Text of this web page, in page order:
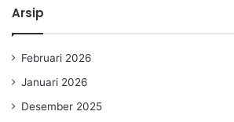
Arsip
Februari 2026
Januari 2026
Desember 2025